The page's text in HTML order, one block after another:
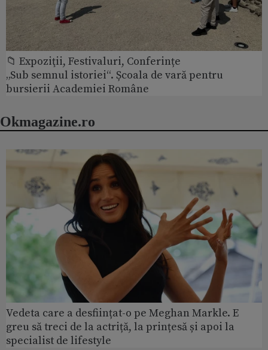
📁 Expoziţii, Festivaluri, Conferințe
„Sub semnul istoriei“. Școala de vară pentru
bursierii Academiei Române
Okmagazine.ro
Vedeta care a desființat-o pe Meghan Markle. E
greu să treci de la actriță, la prințesă și apoi la
specialist de lifestyle